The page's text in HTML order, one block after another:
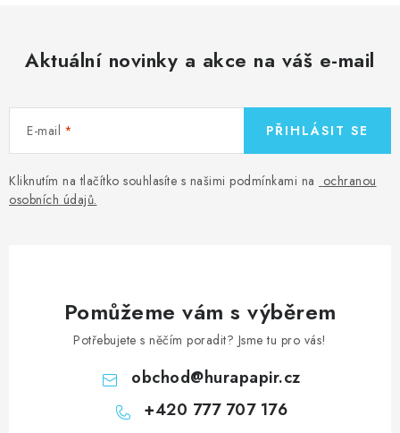
Aktuální novinky a akce na váš e-mail
E-mail
Kliknutím na tlačítko souhlasíte s našimi podmínkami na ochranou
osobních údajů.
PŘIHLÁSIT SE
Pomůžeme vám s výběrem
Potřebujete s něčím poradit? Jsme tu pro vás!
obchod@hurapapir.cz
+420 777 707 176